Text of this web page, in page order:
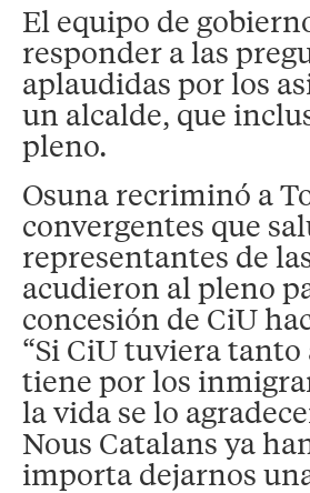
El equipo de
responder a las
aplaudidas por los
un alcalde, que
pleno.
Osuna recriminó a
convergentes que
representantes de
acudieron al pleno
concesión de CiU
“Si CiU tuviera
tiene por los
la vida se lo
Nous Catalans ya
importa dejarnos